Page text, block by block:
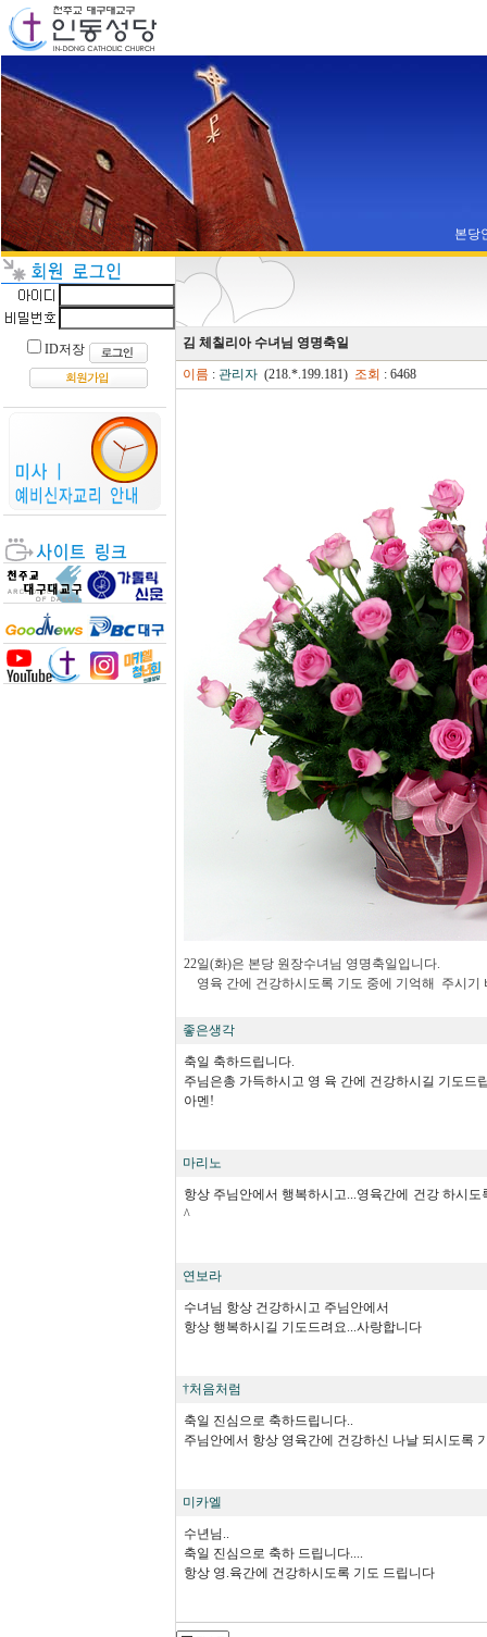
본당
ID저장 김 체칠리아 수녀님 영명축일
이름 : 관리자 (218.*.199.181) 조회 : 6468
22일(화)은 본당 원장수녀님 영명축일입니다.
영육 간에 건강하시도록 기도 중에 기억해 주시기
좋은생각
축일 축하드립니다.
주님은총 가득하시고 영 육 간에 건강하시길 기도드
아멘!
마리노
항상 주님안에서 행복하시고...영육간에 건강 하시
^
연보라
수녀님 항상 건강하시고 주님안에서
항상 행복하시길 기도드려요...사랑합니다
†처음처럼
축일 진심으로 축하드립니다..
주님안에서 항상 영육간에 건강하신 나날 되시도록
미카엘
수년님..
축일 진심으로 축하 드립니다....
항상 영.육간에 건강하시도록 기도 드립니다